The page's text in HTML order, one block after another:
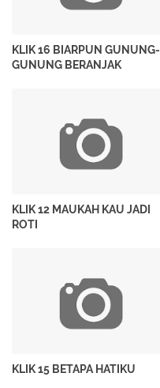
KLIK 16 BIARPUN GUNUNG-
GUNUNG BERANJAK
KLIK 12 MAUKAH KAU JADI
ROTI
KLIK 15 BETAPA HATIKU